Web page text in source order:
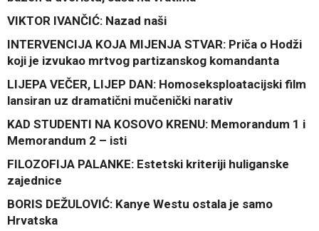
VIKTOR IVANČIĆ: Nazad naši
INTERVENCIJA KOJA MIJENJA STVAR: Priča o Hodži
koji je izvukao mrtvog partizanskog komandanta
LIJEPA VEČER, LIJEP DAN: Homoseksploatacijski film
lansiran uz dramatični mučenički narativ
KAD STUDENTI NA KOSOVO KRENU: Memorandum 1 i
Memorandum 2 – isti
FILOZOFIJA PALANKE: Estetski kriteriji huliganske
zajednice
BORIS DEŽULOVIĆ: Kanye Westu ostala je samo
Hrvatska